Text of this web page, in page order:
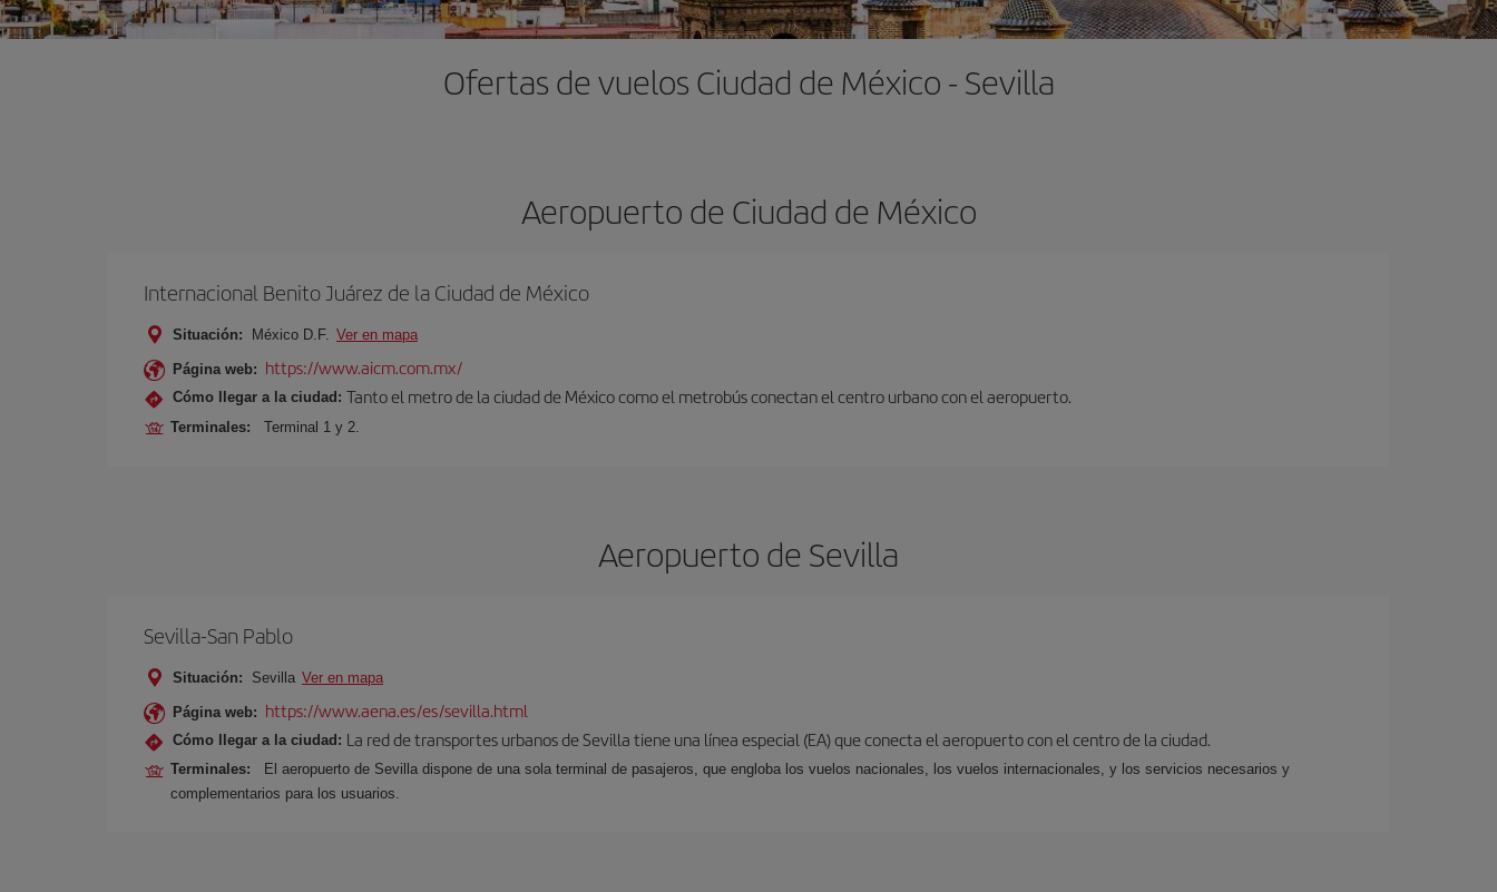
Ofertas de vuelos Ciudad de México - Sevilla
Aeropuerto de Ciudad de México
Internacional Benito Juárez de la Ciudad de México
Situación: México D.F. Ver en mapa
Página web: https://www.aicm.com.mx/
Cómo llegar a la ciudad: Tanto el metro de la ciudad de México como el metrobús conectan el centro urbano con el aeropuerto.
Terminales: Terminal 1 y 2.
Aeropuerto de Sevilla
Sevilla-San Pablo
Situación: Sevilla Ver en mapa
Página web: https://www.aena.es/es/sevilla.html
Cómo llegar a la ciudad: La red de transportes urbanos de Sevilla tiene una línea especial (EA) que conecta el aeropuerto con el centro de la ciudad.
Terminales:
El aeropuerto de Sevilla dispone de una sola terminal de pasajeros, que engloba los vuelos nacionales, los vuelos internacionales, y los servicios necesarios y
complementarios para los usuarios.